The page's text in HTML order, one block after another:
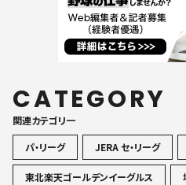
CATEGORY
関連カテゴリ一
パ・リーグ
JERA セ・リーグ
東北楽天ゴールデンイーグルス